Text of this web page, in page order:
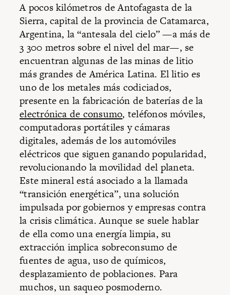
A pocos kilómetros de Antofagasta de la
Sierra, capital de la provincia de Catamarca,
Argentina, la “antesala del cielo” —a más de
3 300 metros sobre el nivel del mar—, se
encuentran algunas de las minas de litio
más grandes de América Latina. El litio es
uno de los metales más codiciados,
presente en la fabricación de baterías de la
electrónica de consumo, teléfonos móviles,
computadoras portátiles y cámaras
digitales, además de los automóviles
eléctricos que siguen ganando popularidad,
revolucionando la movilidad del planeta.
Este mineral está asociado a la llamada
“transición energética”, una solución
impulsada por gobiernos y empresas contra
la crisis climática. Aunque se suele hablar
de ella como una energía limpia, su
extracción implica sobreconsumo de
fuentes de agua, uso de químicos,
desplazamiento de poblaciones. Para
muchos, un saqueo posmoderno.